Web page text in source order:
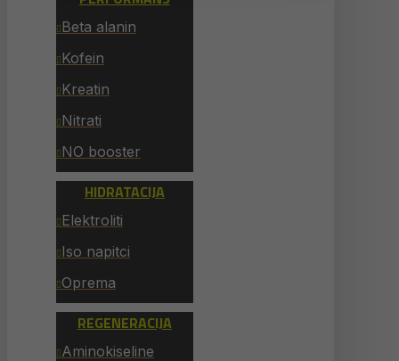
Beta alanin
Kofein
Kreatin
Nitrati
NO booster
HIDRATACIJA
Elektroliti
Iso napitci
Oprema
REGENERACIJA
Aminokiseline